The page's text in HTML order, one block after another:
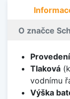
O značce
Tlaková
vodnímu
Výška